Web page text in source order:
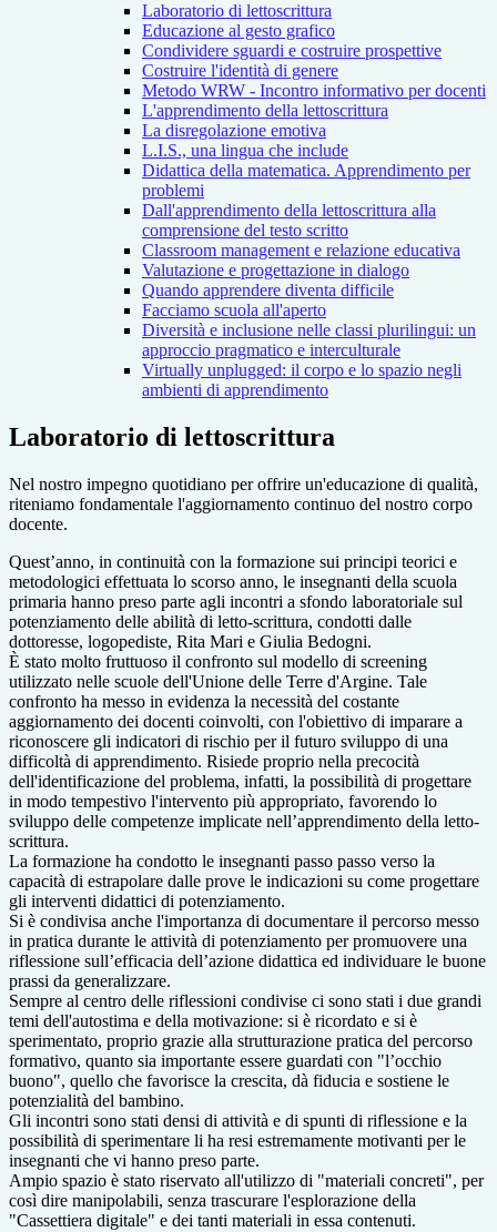
Laboratorio di lettoscrittura
Educazione al gesto grafico
Condividere sguardi e costruire prospettive
Costruire l'identità di genere
Metodo WRW - Incontro informativo per docenti
L'apprendimento della lettoscrittura
La disregolazione emotiva
L.I.S., una lingua che include
Didattica della matematica. Apprendimento per
problemi
Dall'apprendimento della lettoscrittura alla
comprensione del testo scritto
Classroom management e relazione educativa
Valutazione e progettazione in dialogo
Quando apprendere diventa difficile
Facciamo scuola all'aperto
Diversità e inclusione nelle classi plurilingui: un
approccio pragmatico e interculturale
Virtually unplugged: il corpo e lo spazio negli
ambienti di apprendimento
Laboratorio di lettoscrittura
Nel nostro impegno quotidiano per offrire un'educazione di qualità,
riteniamo fondamentale l'aggiornamento continuo del nostro corpo
docente.
Quest’anno, in continuità con la formazione sui principi teorici e
metodologici effettuata lo scorso anno, le insegnanti della scuola
primaria hanno preso parte agli incontri a sfondo laboratoriale sul
potenziamento delle abilità di letto-scrittura, condotti dalle
dottoresse, logopediste, Rita Mari e Giulia Bedogni.
È stato molto fruttuoso il confronto sul modello di screening
utilizzato nelle scuole dell'Unione delle Terre d'Argine. Tale
confronto ha messo in evidenza la necessità del costante
aggiornamento dei docenti coinvolti, con l'obiettivo di imparare a
riconoscere gli indicatori di rischio per il futuro sviluppo di una
difficoltà di apprendimento. Risiede proprio nella precocità
dell'identificazione del problema, infatti, la possibilità di progettare
in modo tempestivo l'intervento più appropriato, favorendo lo
sviluppo delle competenze implicate nell’apprendimento della letto-
scrittura.
La formazione ha condotto le insegnanti passo passo verso la
capacità di estrapolare dalle prove le indicazioni su come progettare
gli interventi didattici di potenziamento.
Si è condivisa anche l'importanza di documentare il percorso messo
in pratica durante le attività di potenziamento per promuovere una
riflessione sull’efficacia dell’azione didattica ed individuare le buone
prassi da generalizzare.
Sempre al centro delle riflessioni condivise ci sono stati i due grandi
temi dell'autostima e della motivazione: si è ricordato e si è
sperimentato, proprio grazie alla strutturazione pratica del percorso
formativo, quanto sia importante essere guardati con "l’occhio
buono", quello che favorisce la crescita, dà fiducia e sostiene le
potenzialità del bambino.
Gli incontri sono stati densi di attività e di spunti di riflessione e la
possibilità di sperimentare li ha resi estremamente motivanti per le
insegnanti che vi hanno preso parte.
Ampio spazio è stato riservato all'utilizzo di "materiali concreti", per
così dire manipolabili, senza trascurare l'esplorazione della
"Cassettiera digitale" e dei tanti materiali in essa contenuti.